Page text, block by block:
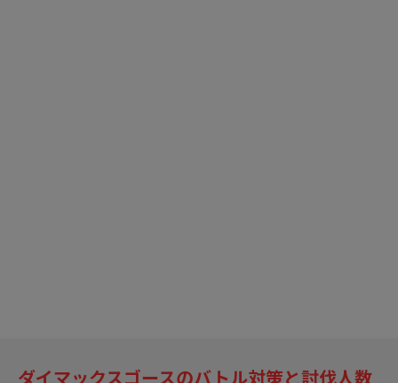
ダイマックスゴースのバトル対策と討伐人数